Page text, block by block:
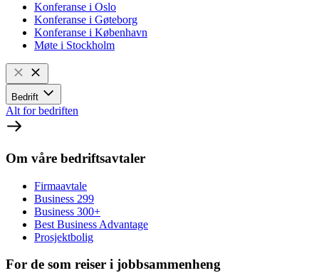
Konferanse i Oslo
Konferanse i Gøteborg
Konferanse i København
Møte i Stockholm
Bedrift
Alt for bedriften
Om våre bedriftsavtaler
Firmaavtale
Business 299
Business 300+
Best Business Advantage
Prosjektbolig
For de som reiser i jobbsammenheng